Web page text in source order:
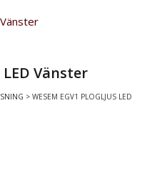
Vänster
> WESEM EGV1 PLOGLJUS LED